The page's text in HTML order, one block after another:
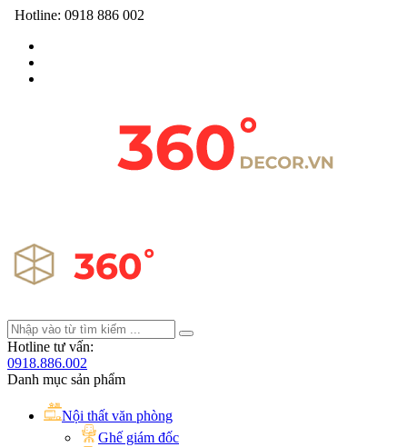
Hotline: 0918 886 002
Hotline tư vấn:
0918.886.002
Danh mục sản phẩm
Nội thất văn phòng
Ghế giám đốc